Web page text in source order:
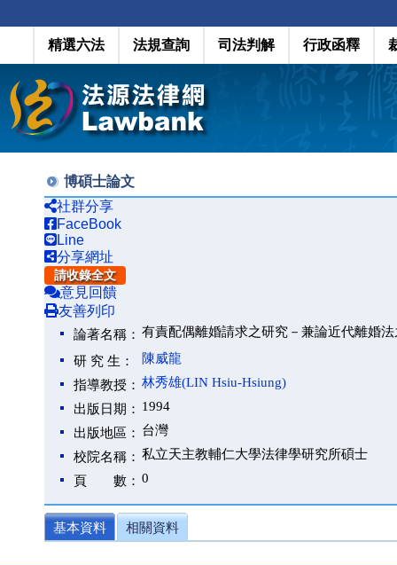
精選六法 法規查詢 司法判解 行政函釋
博碩士論文
社群分享
FaceBook
Line
分享網址
請收錄全文
意見回饋
友善列印
論著名稱： 有責配偶離婚請求之研究－兼論近代離婚
研 究 生：
陳威龍
指導教授： 林秀雄(LIN Hsiu-Hsiung)
出版日期： 1994
出版地區： 台灣
校院名稱： 私立天主教輔仁大學法律學研究所碩士
頁 數： 0
基本資料 相關資料